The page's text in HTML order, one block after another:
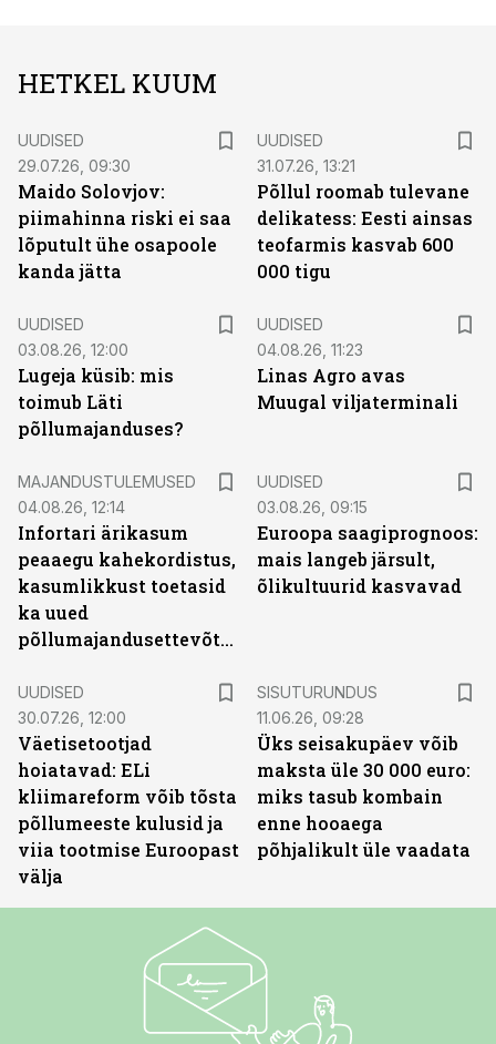
HETKEL KUUM
UUDISED
29.07.26, 09:30
Maido Solovjov:
piimahinna riski ei saa
lõputult ühe osapoole
kanda jätta
UUDISED
31.07.26, 13:21
Põllul roomab tulevane
delikatess: Eesti ainsas
teofarmis kasvab 600
000 tigu
UUDISED
03.08.26, 12:00
Lugeja küsib: mis
toimub Läti
põllumajanduses?
UUDISED
04.08.26, 11:23
Linas Agro avas
Muugal viljaterminali
MAJANDUSTULEMUSED
04.08.26, 12:14
Infortari ärikasum
peaaegu kahekordistus,
kasumlikkust toetasid
ka uued
põllumajandusettevõtted
UUDISED
03.08.26, 09:15
Euroopa saagiprognoos:
mais langeb järsult,
õlikultuurid kasvavad
UUDISED
30.07.26, 12:00
Väetisetootjad
hoiatavad: ELi
kliimareform võib tõsta
põllumeeste kulusid ja
viia tootmise Euroopast
välja
SISUTURUNDUS
11.06.26, 09:28
Üks seisakupäev võib
maksta üle 30 000 euro:
miks tasub kombain
enne hooaega
põhjalikult üle vaadata